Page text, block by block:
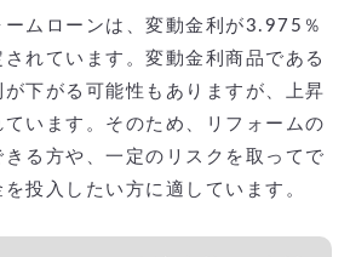
ムローンは、変動金利が3.975％
れています。変動金利商品である
下がる可能性もありますが、上昇
います。そのため、リフォームの
る方や、一定のリスクを取ってで
投入したい方に適しています。